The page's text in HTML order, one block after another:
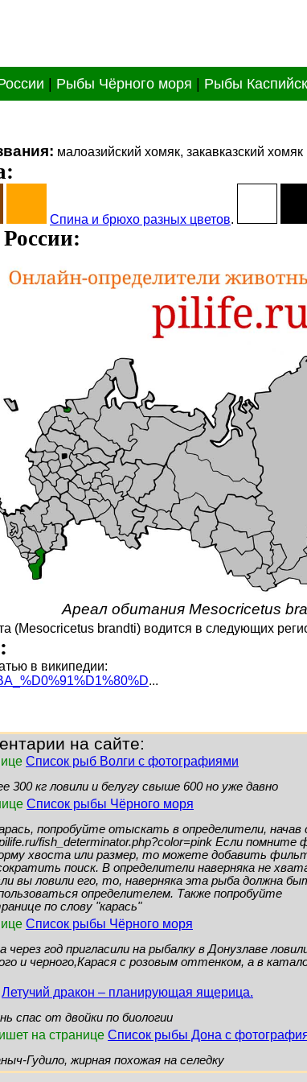
Рыбы Чёрного моря Рыбы
малоазийский хомяк, закавказский хомяк
Спина и брюхо разных цветов.
Ареал обитания Mesocricetus
(Mesocricetus brandti) водится в следующих
в википедии:
...
на сайте:
Список рыб Волги с фотографиями
300 кг ловили и белугу свыше 600 но уже давно
Список рыбы Чёрного моря
попробуйте отыскать в определители, начав
fish_determinator.php?color=pink Если помните
хвоста или размер, то можете добавить
поиск. В определители наверняка не
вы ловили его, то, наверняка эта рыба должна
определителем. Также попробуйте
по слову "карась"
Список рыбы Чёрного моря
год пригласили на рыбалку в Донузлаве
и черного,Карася с розовым оттенком, а в
Летучий дракон – планирующая ящерица.
спас от двойки по биологии
на странице Список рыбы Дона с
Гудило, жирная похожая на селедку